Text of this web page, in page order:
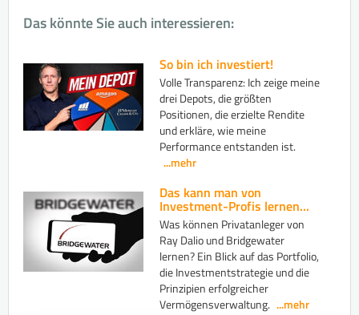
Das könnte Sie auch interessieren:
So bin ich investiert!
Volle Transparenz: Ich zeige meine
drei Depots, die größten
Positionen, die erzielte Rendite
und erkläre, wie meine
Performance entstanden ist.
...mehr
Das kann man von
Investment-Profis lernen...
Was können Privatanleger von
Ray Dalio und Bridgewater
lernen? Ein Blick auf das Portfolio,
die Investmentstrategie und die
Prinzipien erfolgreicher
Vermögensverwaltung. ...mehr